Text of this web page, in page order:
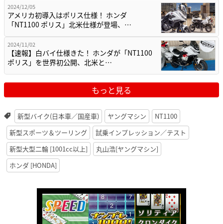
2024/12/05
アメリカ初導入はポリス仕様！ ホンダ
「NT1100 ポリス」北米仕様が登場、…
2024/11/02
【速報】白バイ仕様きた！ ホンダが「NT1100
ポリス」を世界初公開、北米と…
もっと見る
新型バイク(日本車／国産車) ヤングマシン
NT1100
新型スポーツ＆ツーリング
試乗インプレッション／テスト
新型大型二輪 [1001cc以上]
丸山浩[ヤングマシン]
ホンダ [HONDA]